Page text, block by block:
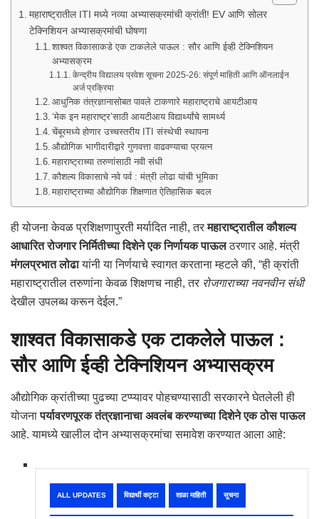
महाराष्ट्रातील ITI मध्ये नव्या अभ्यासक्रमांची क्रांती! EV आणि सोलर
टेक्निशियन अभ्यासक्रमांची घोषणा
शाश्वत विकासाकडे एक टाकलेले पाऊल : सौर आणि ईव्ही टेक्निशियन
अभ्यासक्रम
केन्द्रीय विद्यालय प्रवेश सूचना 2025-26: संपूर्ण माहिती आणि ऑनलाईन
अर्ज प्रक्रिया
आधुनिक तंत्रज्ञानासोबत पावले टाकणारे महाराष्ट्राचे आयटीआय
‘मेक इन महाराष्ट्र’साठी आयटीआय विद्यार्थ्यांचे सामर्थ्य
चेंबूरमध्ये होणार उच्चस्तरीय ITI संस्थेची स्थापना
औद्योगिक भागीदारीद्वारे गुणवत्ता वाढवण्याचा प्रयत्न
महाराष्ट्राच्या तरुणांसाठी नवी संधी
कौशल्य विकासाचे नवे पर्व : मंत्री लोढा यांची भूमिका
महाराष्ट्राच्या औद्योगिक शिक्षणात ऐतिहासिक बदल
ही योजना केवळ प्रशिक्षणापुरती मर्यादित नाही, तरमहाराष्ट्रातील कौशल्य
आधारित रोजगार निर्मितीच्या दिशेने एक निर्णायक पाऊलठरणार आहे. मंत्री
मंगलप्रभात लोढायांनी या निर्णयाचे स्वागत करताना म्हटले की, “ही क्रांती
महाराष्ट्रातील तरुणांना केवळ शिक्षणच नाही, तर रोजगाराच्या नवनवीन संधी
देखील उपलब्ध करून देईल.”
शाश्वत विकासाकडे एक टाकलेले पाऊल :
सौर आणि ईव्ही टेक्निशियन अभ्यासक्रम
औद्योगिक क्रांतीच्या पुढच्या टप्प्यावर पोहचण्यासाठी सरकारने घेतलेली ही
योजनापर्यावरणपूरक तंत्रज्ञानाचा अवलंब करण्याच्या दिशेने एक ठोस पाऊल
आहे. यामध्ये खालील दोन अभ्यासक्रमांचा समावेश करण्यात आला आहे:
ALL UPDATES विद्यार्थी कट्टा शाळा माहिती सूचना